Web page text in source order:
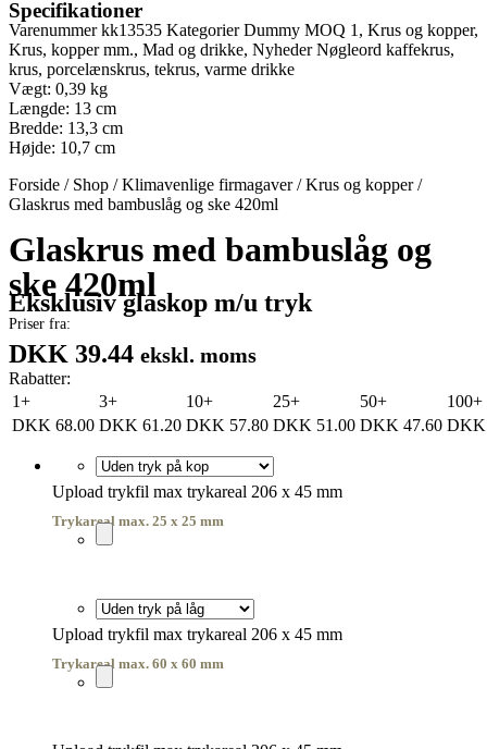
Specifikationer
Varenummerkk13535 Kategorier Dummy MOQ 1 , Krus og kopper,
Krus, kopper mm., Mad og drikke, Nyheder Nøgleord kaffekrus,
krus, porcelænskrus, tekrus, varme drikke
Vægt: 0,39 kg
Længde: 13 cm
Bredde: 13,3 cm
Højde: 10,7 cm
Forside / Shop /Klimavenlige firmagaver/Krus og kopper/
Glaskrus med bambuslåg og ske 420ml
Glaskrus med bambuslåg og
ske 420ml
Eksklusiv glaskop m/u tryk
Priser fra:
DKK 39.44 ekskl. moms
Rabatter:
1+
3+ 10+ 25+ 50+
100+
DKK 68.00 DKK 61.20 DKK 57.80 DKK 51.00 DKK 47.60 DKK
Upload trykfil max trykareal 206 x 45 mm
Trykareal max. 25 x 25 mm
Upload trykfil max trykareal 206 x 45 mm
Trykareal max. 60 x 60 mm